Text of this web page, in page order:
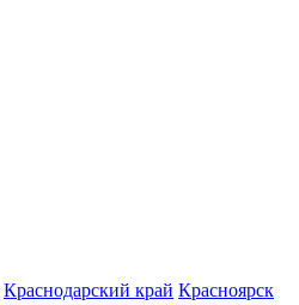
Краснодарский край Красноярск